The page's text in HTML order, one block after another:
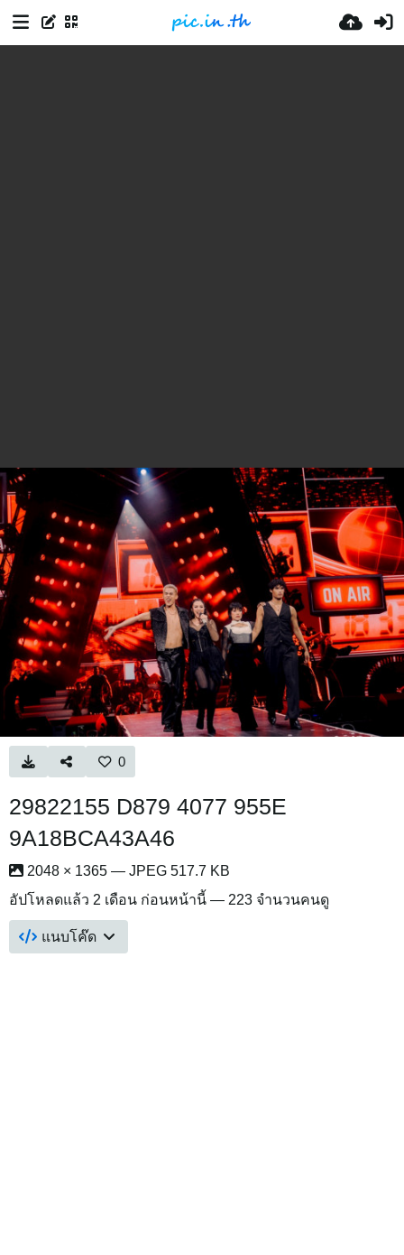
0
29822155 D879 4077 955E
9A18BCA43A46
2048 × 1365 — JPEG 517.7 KB
อัปโหลดแล้ว 2 เดือน ก่อนหน้านี้ — 223 จำนวนคนดู
แนบโค๊ด